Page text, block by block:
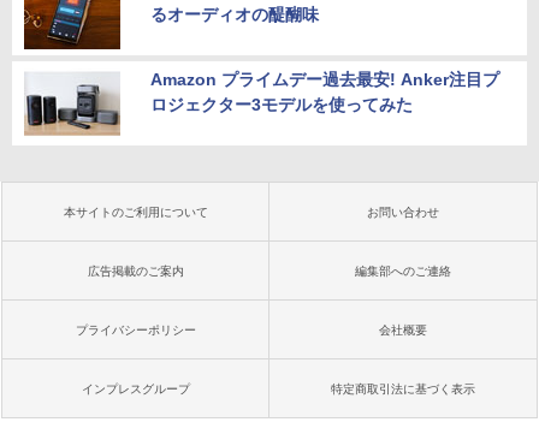
るオーディオの醍醐味
Amazon プライムデー過去最安! Anker注目プ
ロジェクター3モデルを使ってみた
本サイトのご利用について お問い合わせ
広告掲載のご案内 編集部へのご連絡
プライバシーポリシー 会社概要
インプレスグループ 特定商取引法に基づく表示